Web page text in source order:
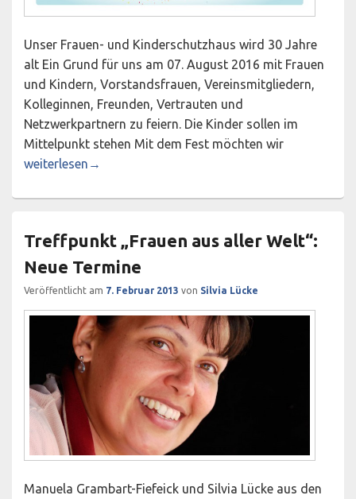
Unser Frauen- und Kinderschutzhaus wird 30 Jahre
alt Ein Grund für uns am 07. August 2016 mit Frauen
und Kindern, Vorstandsfrauen, Vereinsmitgliedern,
Kolleginnen, Freunden, Vertrauten und
Netzwerkpartnern zu feiern. Die Kinder sollen im
Mittelpunkt stehen Mit dem Fest möchten wir
30 Jahre Frauen- und Kinderschutzhaus Diepholz
weiterlesen →
Treffpunkt „Frauen aus aller Welt“:
Neue Termine
Veröffentlicht am 7. Februar 2013 von Silvia Lücke
Manuela Grambart-Fiefeick und Silvia Lücke aus den